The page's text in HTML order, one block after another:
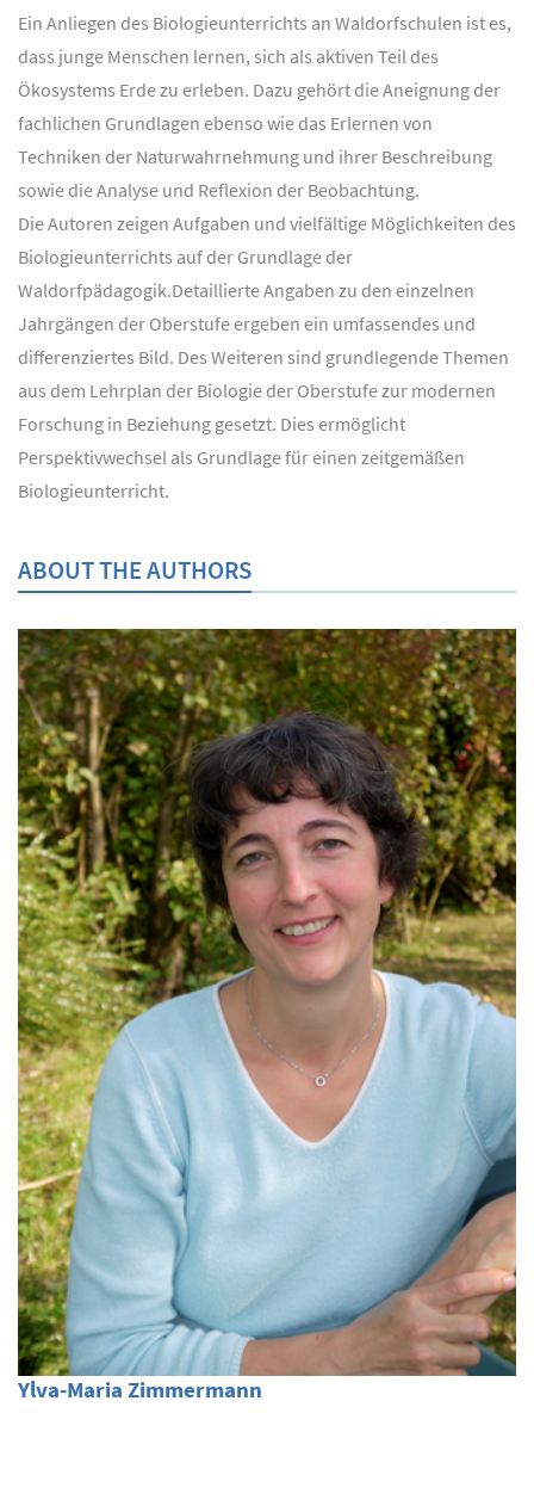
Ein Anliegen des Biologieunterrichts an Waldorfschulen ist es,
dass junge Menschen lernen, sich als aktiven Teil des
Ökosystems Erde zu erleben. Dazu gehört die Aneignung der
fachlichen Grundlagen ebenso wie das Erlernen von
Techniken der Naturwahrnehmung und ihrer Beschreibung
sowie die Analyse und Reflexion der Beobachtung.
Die Autoren zeigen Aufgaben und vielfältige Möglichkeiten des
Biologieunterrichts auf der Grundlage der
Waldorfpädagogik.Detaillierte Angaben zu den einzelnen
Jahrgängen der Oberstufe ergeben ein umfassendes und
differenziertes Bild. Des Weiteren sind grundlegende Themen
aus dem Lehrplan der Biologie der Oberstufe zur modernen
Forschung in Beziehung gesetzt. Dies ermöglicht
Perspektivwechsel als Grundlage für einen zeitgemäßen
Biologieunterricht.
ABOUT THE AUTHORS
Ylva-Maria Zimmermann